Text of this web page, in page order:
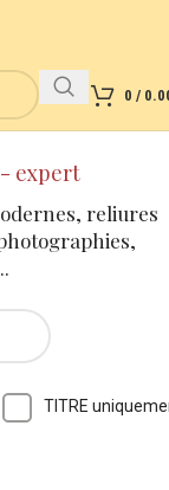
0 /
- expert
reliures
TITRE